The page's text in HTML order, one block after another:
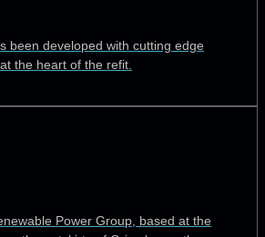
been developed with cutting edge
the heart of the refit.
Power Group, based at the